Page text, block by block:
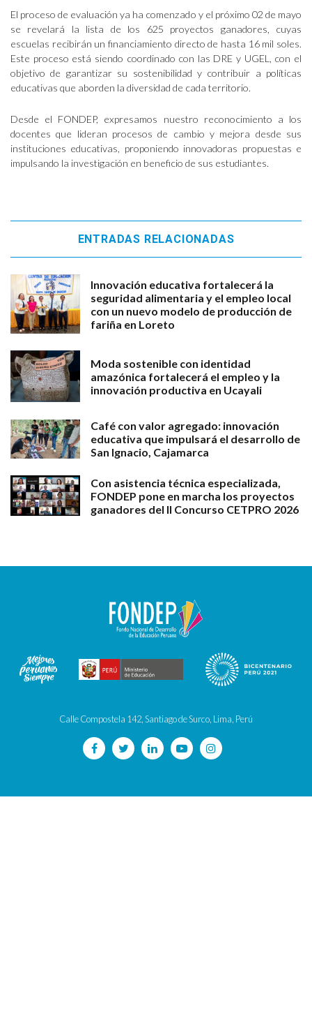
El proceso de evaluación ya ha comenzado y el próximo 02 de mayo
se revelará la lista de los 625 proyectos ganadores, cuyas
escuelas recibirán un financiamiento directo de hasta 16 mil soles.
Este proceso está siendo coordinado con las DRE y UGEL, con el
objetivo de garantizar su sostenibilidad y contribuir a políticas
educativas que aborden la diversidad de cada territorio.
Desde el FONDEP, expresamos nuestro reconocimiento a los
docentes que lideran procesos de cambio y mejora desde sus
instituciones educativas, proponiendo innovadoras propuestas e
impulsando la investigación en beneficio de sus estudiantes.
ENTRADAS RELACIONADAS
Innovación educativa fortalecerá la
seguridad alimentaria y el empleo local
con un nuevo modelo de producción de
fariña en Loreto
Moda sostenible con identidad
amazónica fortalecerá el empleo y la
innovación productiva en Ucayali
Café con valor agregado: innovación
educativa que impulsará el desarrollo de
San Ignacio, Cajamarca
Con asistencia técnica especializada,
FONDEP pone en marcha los proyectos
ganadores del II Concurso CETPRO 2026
Calle Compostela 142, Santiago de Surco, Lima, Perú